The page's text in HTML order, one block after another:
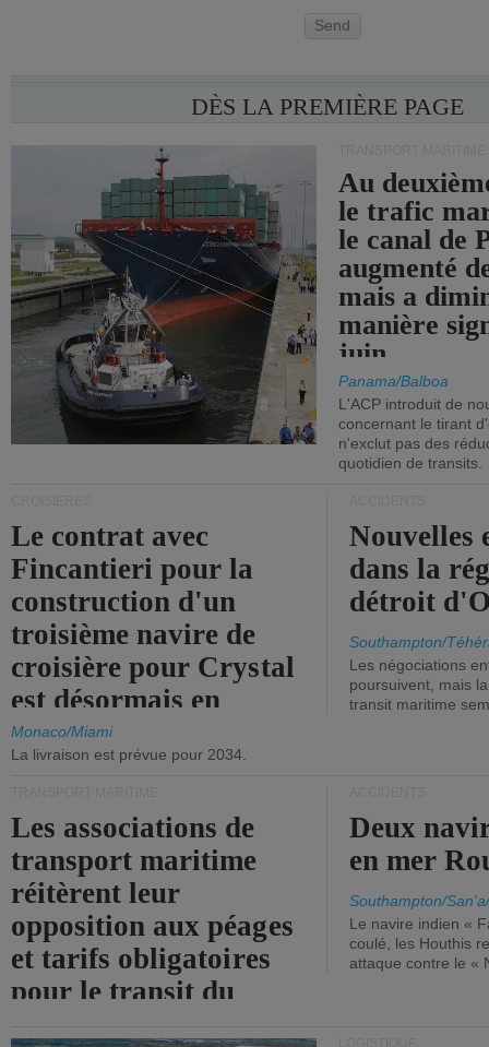
Send
DÈS LA PREMIÈRE PAGE
Au
le trafic
le canal de
augmenté
mais a
manière
juin.
Panama/Balboa
L'ACP introduit de
concernant le tirant
n'exclut pas des
quotidien de transits.
Le contrat avec
Fincantieri pour la
construction d'un
troisième navire de
croisière pour Crystal
est désormais en
vigueur.
Monaco/Miami
La livraison est prévue pour 2034.
Nouvelles
dans la
détroit
Southampton/
Les négociations
poursuivent, mais
transit maritime
Les associations de
transport maritime
réitèrent leur
opposition aux péages
et tarifs obligatoires
pour le transit du
Deux
en mer
Southampton/
Le navire indien «
coulé, les Houthis
attaque contre le «